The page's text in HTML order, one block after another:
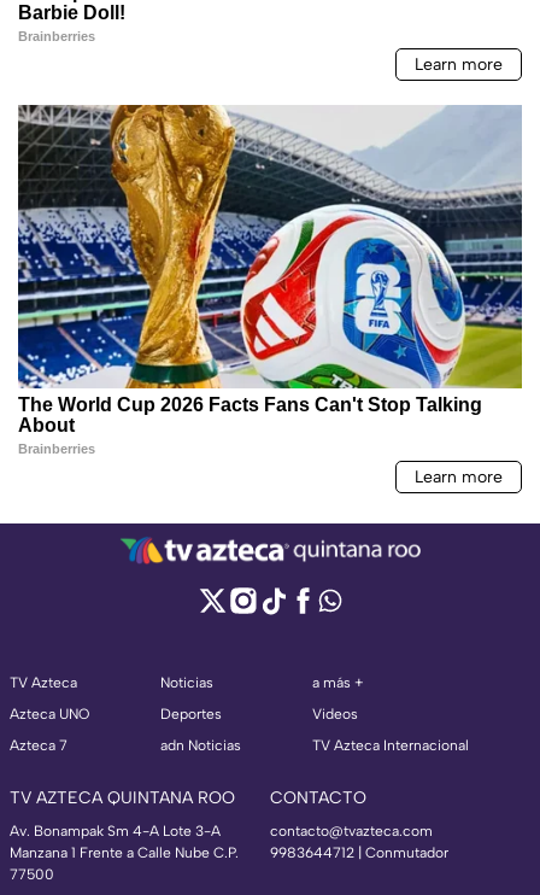
TV Azteca
Azteca UNO
Azteca 7
Noticias
Deportes
adn Noticias
a más +
Videos
TV Azteca Internacional
TV AZTECA QUINTANA ROO
Av. Bonampak Sm 4-A Lote 3-A
Manzana 1 Frente a Calle Nube C.P.
77500
CONTACTO
contacto@tvazteca.com
9983644712 | Conmutador